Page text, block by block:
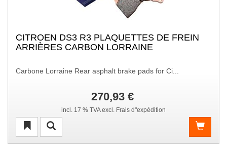
CITROEN DS3 R3 PLAQUETTES DE FREIN
ARRIÈRES CARBON LORRAINE
Carbone Lorraine Rear asphalt brake pads for Ci...
270,93 €
incl. 17 % TVA excl. Frais d"expédition